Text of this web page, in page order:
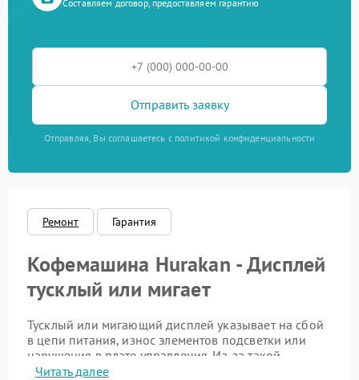
Составляем договор, предоставляем гарантию
Отправить заявку
Отправляя, Вы соглашаетесь с политикой конфиденциальности
Ремонт Гарантия
Кофемашина Hurakan - Дисплей
тусклый или мигает
Тусклый или мигающий дисплей указывает на сбой
в цепи питания, износ элементов подсветки или
нарушения в плате управления. Из-за такой
неполадки становится сложнее контролировать
Читать далее